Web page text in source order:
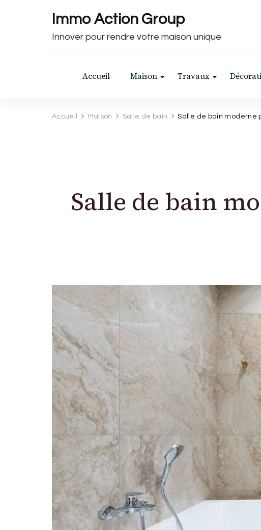
Immo Action Group
Innover pour rendre votre maison unique
Accueil Maison Travaux
Accueil Maison Salle de bain Salle de bain moderne
Salle de bain